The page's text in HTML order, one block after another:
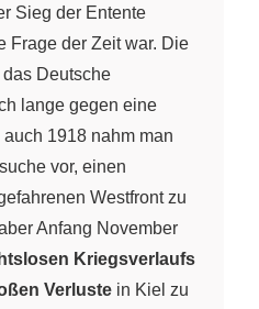
Sieg der Entente
Frage der Zeit war. Die
Deutsche
lange gegen eine
auch 1918 nahm man
vor, einen
Westfront zu
Anfang November
Kriegsverlaufs
Verluste in Kiel zu